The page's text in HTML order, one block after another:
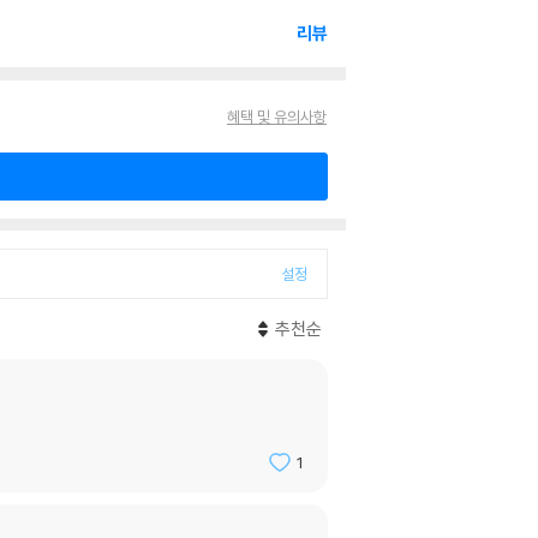
리뷰
혜택 및 유의사항
설정
추천순
1